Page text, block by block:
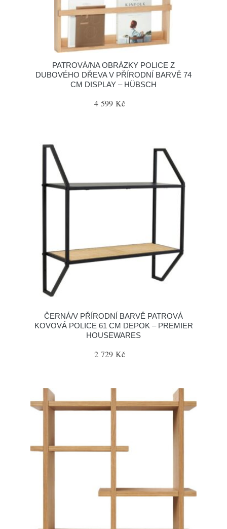
PATROVÁ/NA OBRÁZKY POLICE Z
DUBOVÉHO DŘEVA V PŘÍRODNÍ BARVĚ 74
CM DISPLAY – HÜBSCH
4 599 Kč
ČERNÁ/V PŘÍRODNÍ BARVĚ PATROVÁ
KOVOVÁ POLICE 61 CM DEPOK – PREMIER
HOUSEWARES
2 729 Kč